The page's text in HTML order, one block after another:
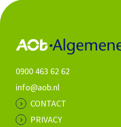
0900 463 62 62
info@aob.nl
CONTACT
PRIVACY